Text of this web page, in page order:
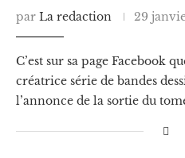
par La redaction 29
C’est sur sa page Facebook
créatrice série de bandes
l’annonce de la sortie du